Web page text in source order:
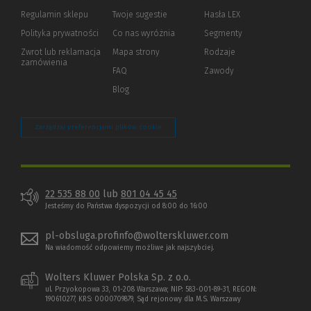
Regulamin sklepu
Polityka prywatności (Nowe
(Link
innej
Zwrot lub reklamacja
zamówienia
innej
strony)
Twoje sugestie
Co nas wyróżnia
Mapa strony
FAQ
Blog
Hasła LEX
Segmenty
Rodzaje
Zawody
Zarządzaj preferencjami plików cookie
22 535 88 00 lub 801 04 45 45
Jesteśmy do Państwa dyspozycji od 8:00 do 16:00
pl-obsluga.profinfo@wolterskluwer.com
Na wiadomość odpowiemy możliwe jak najszybciej.
Wolters Kluwer Polska Sp. z o.o.
ul. Przyokopowa 33, 01-208 Warszawa; NIP: 583-001-89-31, REGON:
190610277, KRS: 0000709879, Sąd rejonowy dla M.S. Warszawy